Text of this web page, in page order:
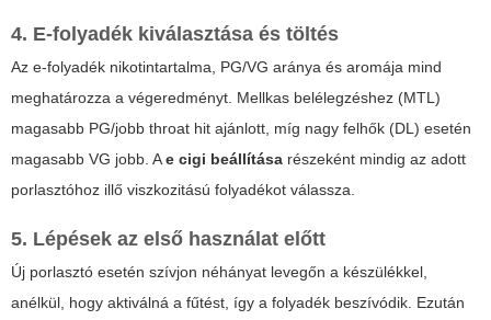
4. E-folyadék kiválasztása és töltés
Az e-folyadék nikotintartalma, PG/VG aránya és aromája mind
meghatározza a végeredményt. Mellkas belélegzéshez (MTL)
magasabb PG/jobb throat hit ajánlott, míg nagy felhők (DL) esetén
magasabb VG jobb. Ae cigi beállítása részeként mindig az adott
porlasztóhoz illő viszkozitású folyadékot válassza.
5. Lépések az első használat előtt
Új porlasztó esetén szívjon néhányat levegőn a készülékkel,
anélkül, hogy aktiválná a fűtést, így a folyadék beszívódik. Ezután